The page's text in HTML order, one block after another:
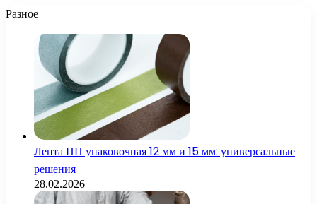
Разное
Лента ПП упаковочная 12 мм и 15 мм: универсальные
решения
28.02.2026